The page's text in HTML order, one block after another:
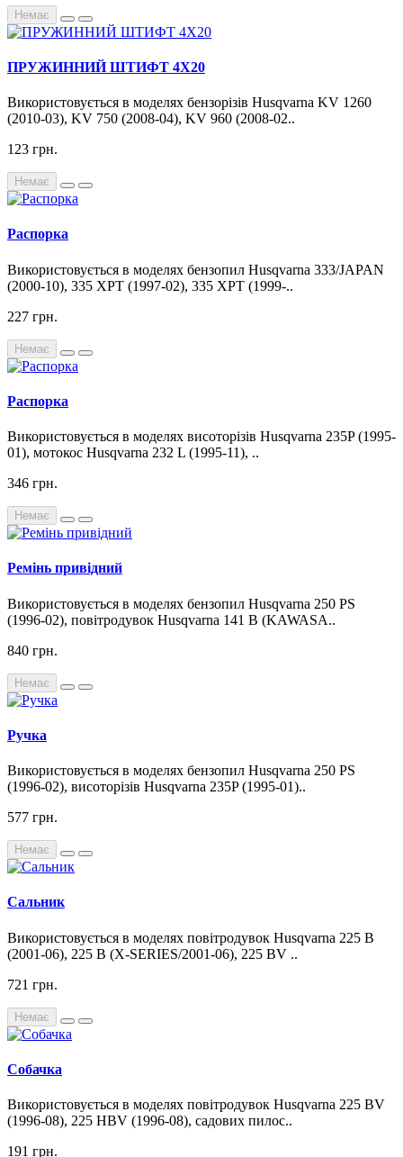
Немає
ПРУЖИННИЙ ШТИФТ 4Х20
Використовується в моделях бензорізів Husqvarna KV 1260
(2010-03), KV 750 (2008-04), KV 960 (2008-02..
123 грн.
Немає
Распорка
Використовується в моделях бензопил Husqvarna 333/JAPAN
(2000-10), 335 XPT (1997-02), 335 XPT (1999-..
227 грн.
Немає
Распорка
Використовується в моделях висоторізів Husqvarna 235P (1995-
01), мотокос Husqvarna 232 L (1995-11), ..
346 грн.
Немає
Ремінь привідний
Використовується в моделях бензопил Husqvarna 250 PS
(1996-02), повітродувок Husqvarna 141 B (KAWASA..
840 грн.
Немає
Ручка
Використовується в моделях бензопил Husqvarna 250 PS
(1996-02), висоторізів Husqvarna 235P (1995-01)..
577 грн.
Немає
Сальник
Використовується в моделях повітродувок Husqvarna 225 B
(2001-06), 225 B (X-SERIES/2001-06), 225 BV ..
721 грн.
Немає
Собачка
Використовується в моделях повітродувок Husqvarna 225 BV
(1996-08), 225 HBV (1996-08), садових пилос..
191 грн.